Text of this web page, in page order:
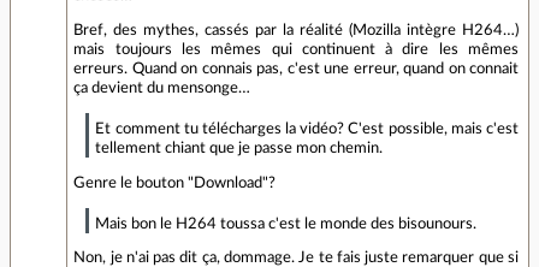
Bref, des mythes, cassés par la réalité (Mozilla intègre H264…)
mais toujours les mêmes qui continuent à dire les mêmes
erreurs. Quand on connais pas, c'est une erreur, quand on connait
ça devient du mensonge…
Et comment tu télécharges la vidéo? C'est possible, mais c'est
tellement chiant que je passe mon chemin.
Genre le bouton "Download"?
Mais bon le H264 toussa c'est le monde des bisounours.
Non, je n'ai pas dit ça, dommage. Je te fais juste remarquer que si